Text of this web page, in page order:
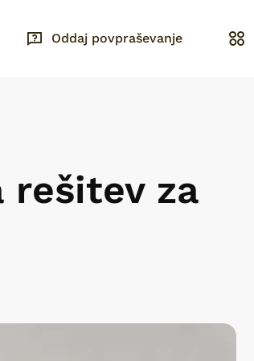
Oddaj povpraševanje
rešitev za